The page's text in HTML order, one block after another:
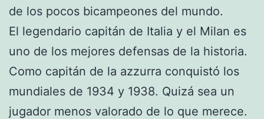
de los pocos bicampeones del mundo.
El legendario capitán de Italia y el Milan es
uno de los mejores defensas de la historia.
Como capitán de la azzurra conquistó los
mundiales de 1934 y 1938. Quizá sea un
jugador menos valorado de lo que merece.